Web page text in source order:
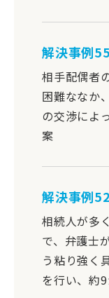
解決事例55
相手配偶者
困難ななか
の交渉によ
案
解決事例52
相続人が多
で、弁護士
う粘り強く
を行い、約